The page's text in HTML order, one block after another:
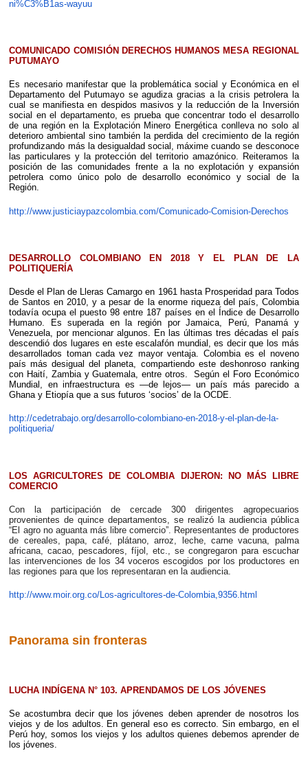
ni%C3%B1as-wayuu
COMUNICADO COMISIÓN DERECHOS HUMANOS MESA REGIONAL
PUTUMAYO
Es necesario manifestar que la problemática social y Económica en el
Departamento del Putumayo se agudiza gracias a la crisis petrolera la
cual se manifiesta en despidos masivos y la reducción de la Inversión
social en el departamento, es prueba que concentrar todo el desarrollo
de una región en la Explotación Minero Energética conlleva no solo al
deterioro ambiental sino también la perdida del crecimiento de la región
profundizando más la desigualdad social, máxime cuando se desconoce
las particulares y la protección del territorio amazónico. Reiteramos la
posición de las comunidades frente a la no explotación y expansión
petrolera como único polo de desarrollo económico y social de la
Región.
http://www.justiciaypazcolombia.com/Comunicado-Comision-Derechos
DESARROLLO COLOMBIANO EN 2018 Y EL PLAN DE LA
POLITIQUERÍA
Desde el Plan de Lleras Camargo en 1961 hasta Prosperidad para Todos
de Santos en 2010, y a pesar de la enorme riqueza del país, Colombia
todavía ocupa el puesto 98 entre 187 países en el Índice de Desarrollo
Humano. Es superada en la región por Jamaica, Perú, Panamá y
Venezuela, por mencionar algunos. En las últimas tres décadas el país
descendió dos lugares en este escalafón mundial, es decir que los más
desarrollados toman cada vez mayor ventaja. Colombia es el noveno
país más desigual del planeta, compartiendo este deshonroso ranking
con Haití, Zambia y Guatemala, entre otros. Según el Foro Económico
Mundial, en infraestructura es —de lejos— un país más parecido a
Ghana y Etiopía que a sus futuros ‘socios’ de la OCDE.
http://cedetrabajo.org/desarrollo-colombiano-en-2018-y-el-plan-de-la-
politiqueria/
LOS AGRICULTORES DE COLOMBIA DIJERON: NO MÁS LIBRE
COMERCIO
Con la participación de cercade 300 dirigentes agropecuarios
provenientes de quince departamentos, se realizó la audiencia pública
“El agro no aguanta más libre comercio”. Representantes de productores
de cereales, papa, café, plátano, arroz, leche, carne vacuna, palma
africana, cacao, pescadores, fíjol, etc., se congregaron para escuchar
las intervenciones de los 34 voceros escogidos por los productores en
las regiones para que los representaran en la audiencia.
http://www.moir.org.co/Los-agricultores-de-Colombia,9356.html
Panorama sin fronteras
LUCHA INDÍGENA N° 103. APRENDAMOS DE LOS JÓVENES
Se acostumbra decir que los jóvenes deben aprender de nosotros los
viejos y de los adultos. En general eso es correcto. Sin embargo, en el
Perú hoy, somos los viejos y los adultos quienes debemos aprender de
los jóvenes.